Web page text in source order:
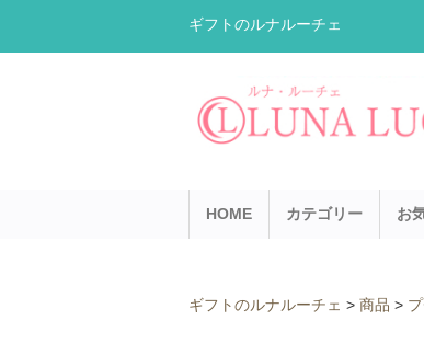
ギフトのルナルーチェ
HOME カテゴリー お
ギフトのルナルーチェ > 商品 >